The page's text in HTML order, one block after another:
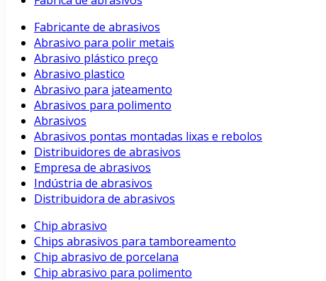
Fabricante de abrasivos
Abrasivo para polir metais
Abrasivo plástico preço
Abrasivo plastico
Abrasivo para jateamento
Abrasivos para polimento
Abrasivos
Abrasivos pontas montadas lixas e rebolos
Distribuidores de abrasivos
Empresa de abrasivos
Indústria de abrasivos
Distribuidora de abrasivos
Chip abrasivo
Chips abrasivos para tamboreamento
Chip abrasivo de porcelana
Chip abrasivo para polimento